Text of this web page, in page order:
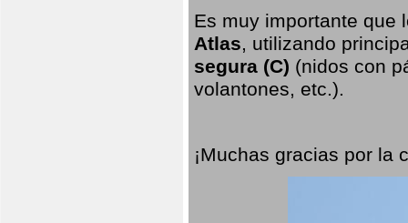
Es muy importante que
Atlas, utilizando
segura (C) (nidos con
volantones, etc.).
¡Muchas gracias por la